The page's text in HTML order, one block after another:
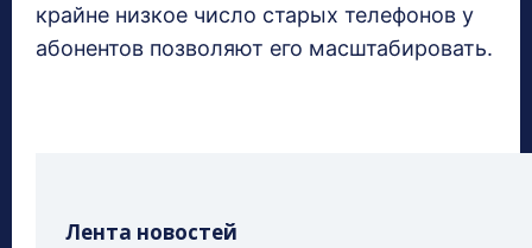
крайне низкое число старых телефонов у
абонентов позволяют его масштабировать.
Лента новостей